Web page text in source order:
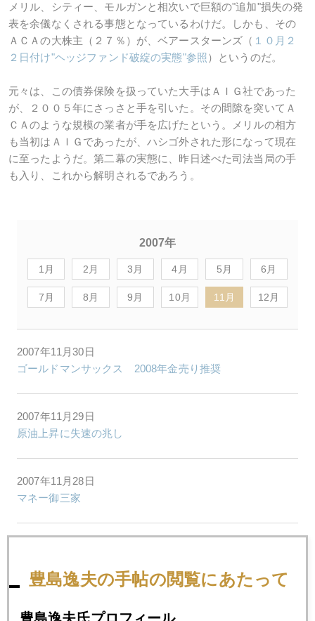
メリル、シティー、モルガンと相次いで巨額の"追加"損失の発
表を余儀なくされる事態となっているわけだ。しかも、その
ＡＣＡの大株主（２７％）が、ベアースターンズ（ １０月２
２日付け"ヘッジファンド破綻の実態"参照）というのだ。
元々は、この債券保険を扱っていた大手はＡＩＧ社であった
が、２００５年にさっさと手を引いた。その間隙を突いてＡ
ＣＡのような規模の業者が手を広げたという。メリルの相方
も当初はＡＩＧであったが、ハシゴ外された形になって現在
に至ったようだ。第二幕の実態に、昨日述べた司法当局の手
も入り、これから解明されるであろう。
2007年
1月 2月 3月 4月 5月 6月
7月 8月 9月 10月 11月 12月
2007年11月30日
ゴールドマンサックス 2008年金売り推奨
2007年11月29日
原油上昇に失速の兆し
2007年11月28日
マネー御三家
2007年11月26日
豊島逸夫の手帖の閲覧にあたって